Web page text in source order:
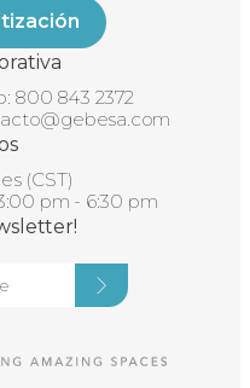
800 843 2372
(CST)
pm - 6:30 pm